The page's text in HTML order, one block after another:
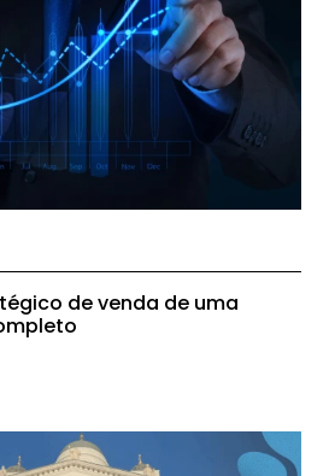
de venda de uma